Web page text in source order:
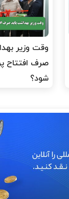
وقت وزیر
صرف افتتاح
شود؟